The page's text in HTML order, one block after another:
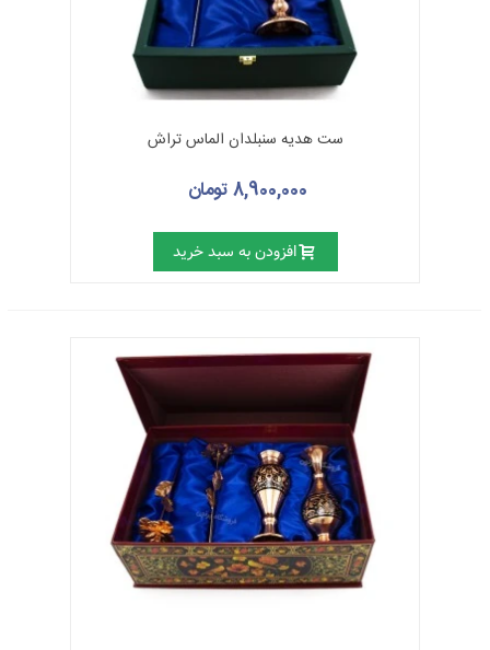
ست هدیه سنبلدان الماس تراش
8,900,000 تومان
افزودن به سبد خرید